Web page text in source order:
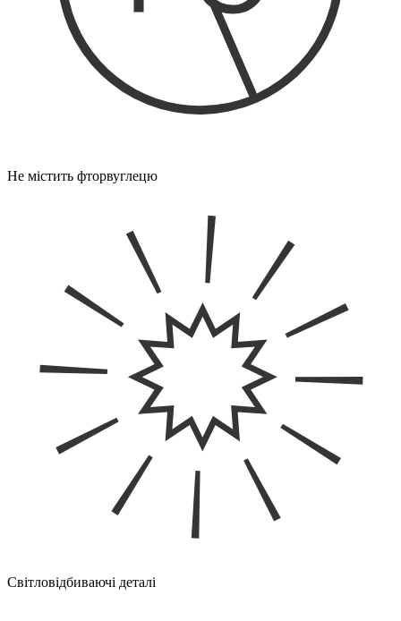
Не містить фторвуглецю
Світловідбиваючі деталі